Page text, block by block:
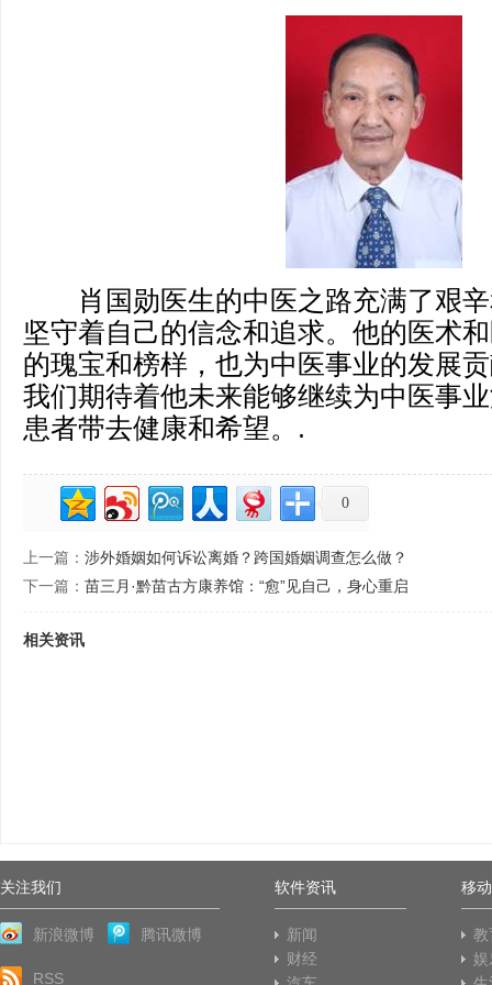
肖国勋医生的中医之路充满了艰辛
坚守着自己的信念和追求。他的医术
的瑰宝和榜样，也为中医事业的发展
我们期待着他未来能够继续为中医事
患者带去健康和希望。.
0
上一篇： 涉外婚姻如何诉讼离婚？跨国婚姻调查怎么做？
下一篇： 苗三月·黔苗古方康养馆：“愈”见自己，身心重启
相关资讯
关注我们
新浪微博 腾讯微博
RSS
软件资讯
新闻
财经
移
教
娱